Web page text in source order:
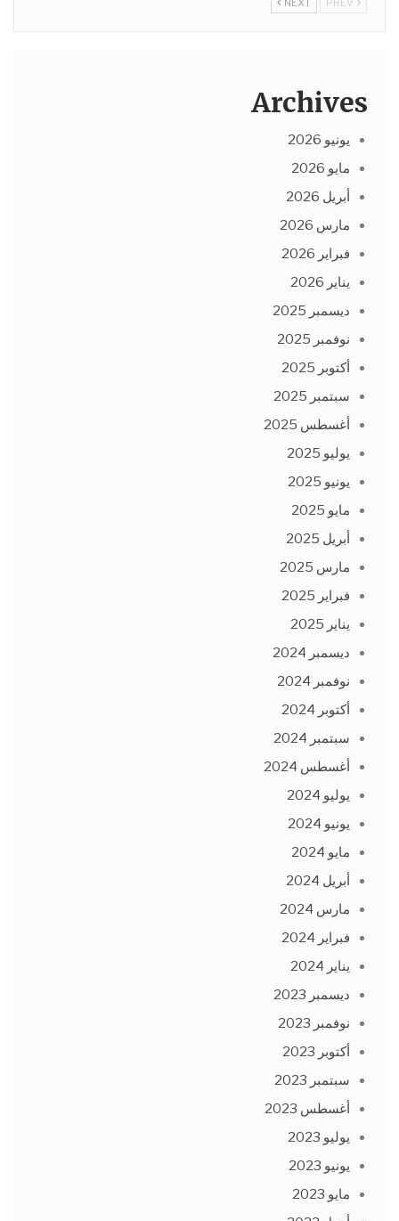
NEXT
Archives
يونيو 2026
مايو 2026
أبريل 2026
مارس 2026
فبراير 2026
يناير 2026
ديسمبر 2025
نوفمبر 2025
أكتوبر 2025
سبتمبر 2025
أغسطس 2025
يوليو 2025
يونيو 2025
مايو 2025
أبريل 2025
مارس 2025
فبراير 2025
يناير 2025
ديسمبر 2024
نوفمبر 2024
أكتوبر 2024
سبتمبر 2024
أغسطس 2024
يوليو 2024
يونيو 2024
مايو 2024
أبريل 2024
مارس 2024
فبراير 2024
يناير 2024
ديسمبر 2023
نوفمبر 2023
أكتوبر 2023
سبتمبر 2023
أغسطس 2023
يوليو 2023
يونيو 2023
مايو 2023